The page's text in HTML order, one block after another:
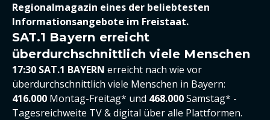
Regionalmagazin eines der beliebtesten
Informationsangebote im Freistaat.
SAT.1 Bayern erreicht
überdurchschnittlich viele Menschen
17:30 SAT.1 BAYERN erreicht nach wie vor
überdurchschnittlich viele Menschen in Bayern:
416.000 Montag-Freitag* und 468.000Samstag* -
Tagesreichweite TV & digital über alle Plattformen.